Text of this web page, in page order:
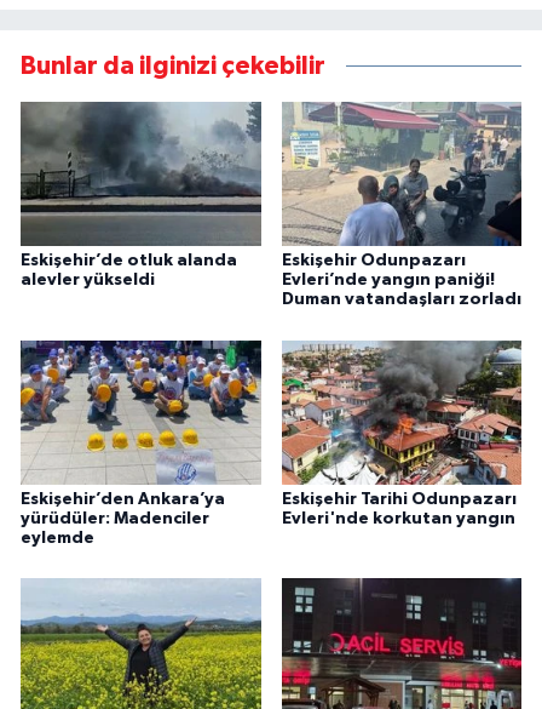
Bunlar da ilginizi çekebilir
Eskişehir’de otluk alanda
alevler yükseldi
Eskişehir Odunpazarı
Evleri’nde yangın paniği!
Duman vatandaşları zorladı
Eskişehir’den Ankara’ya
yürüdüler: Madenciler
eylemde
Eskişehir Tarihi Odunpazarı
Evleri'nde korkutan yangın